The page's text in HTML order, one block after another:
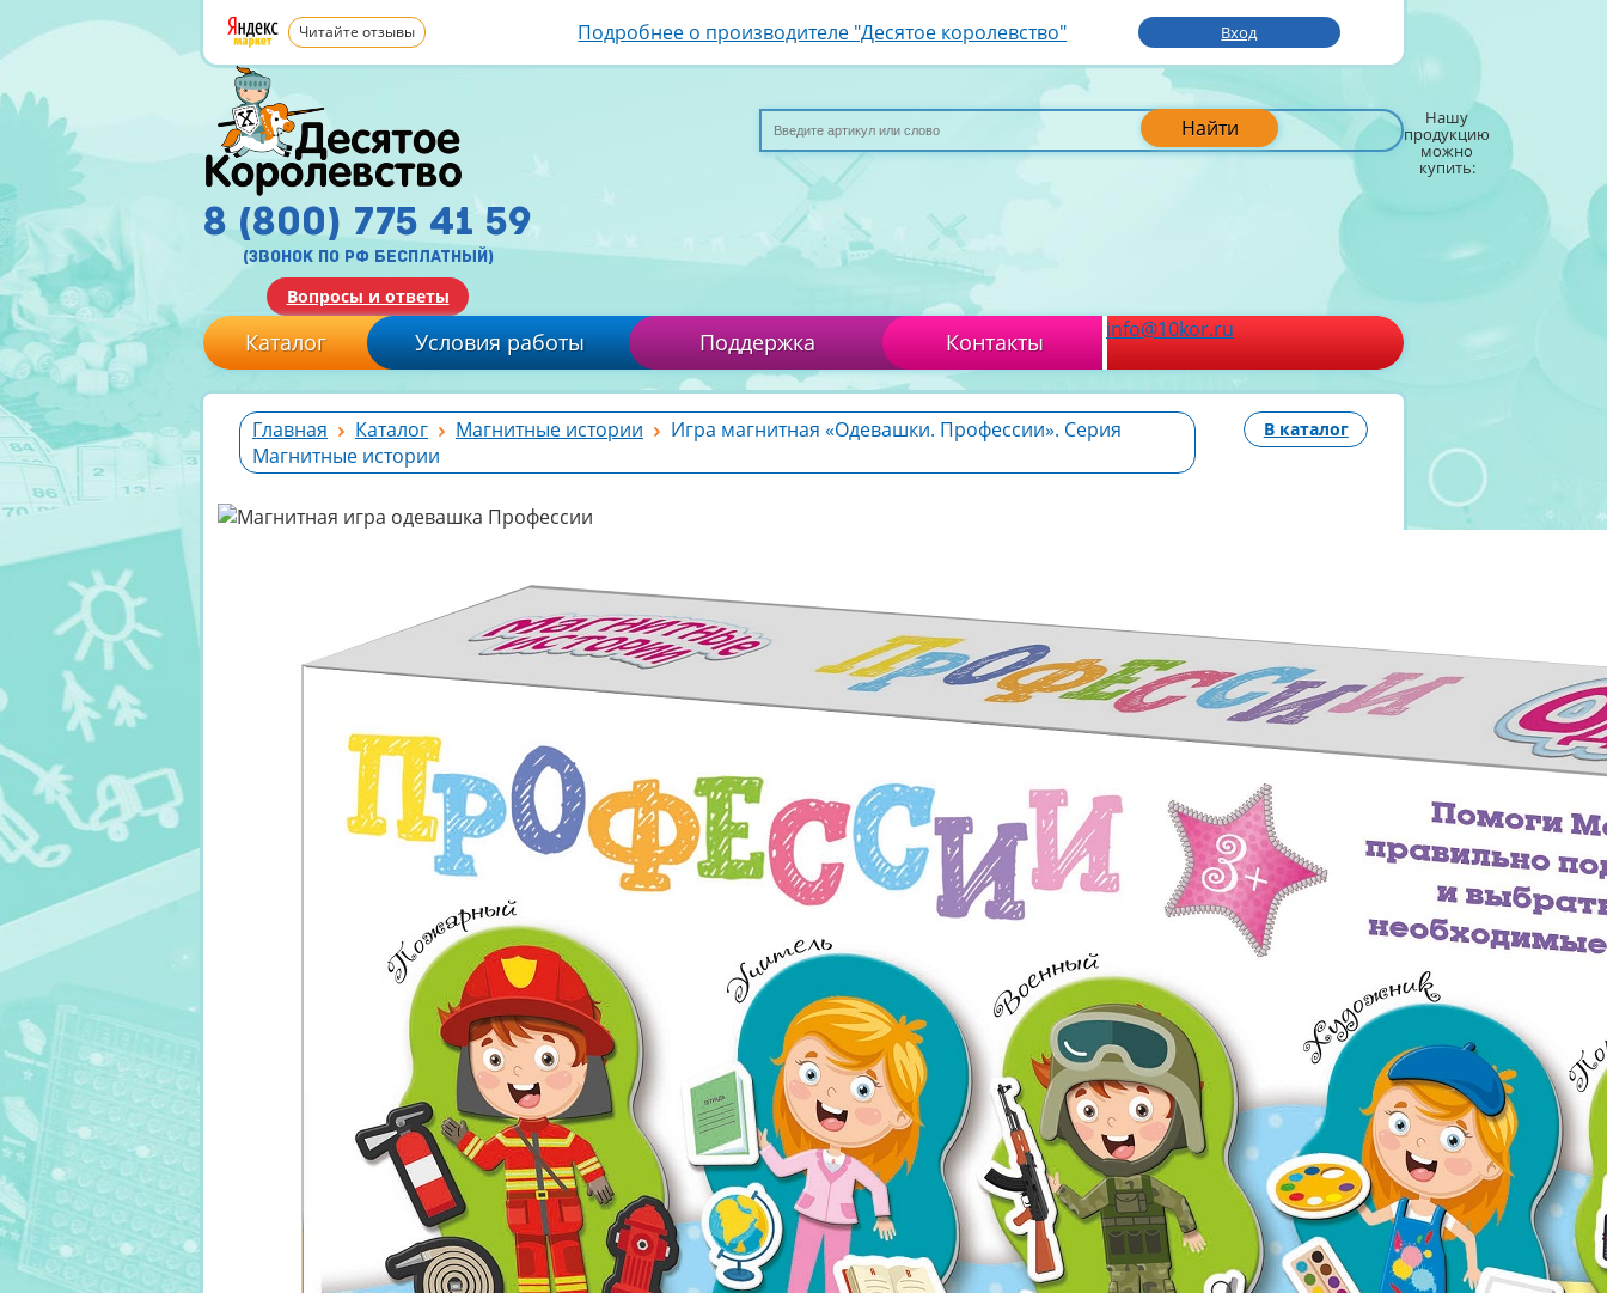
Читайте отзывы Подробнее о производителе "Десятое королевство" Вход
Найти Нашу
продукцию
можно
купить:
8 (800) 775 41 59
(звонок по рф бесплатный)
Вопросы и ответы
Каталог Условия работы Поддержка Контакты info@10kor.ru
Главная Каталог Магнитные истории
Игра магнитная «Одевашки. Профессии». Серия
Магнитные истории
В каталог